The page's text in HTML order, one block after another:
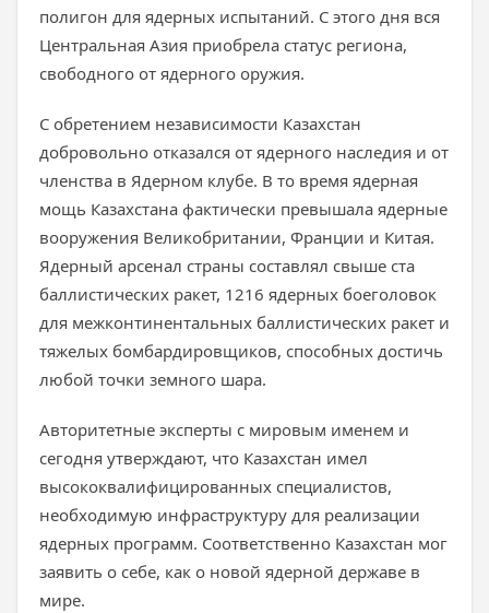
полигон для ядерных испытаний. С этого дня вся
Центральная Азия приобрела статус региона,
свободного от ядерного оружия.
С обретением независимости Казахстан
добровольно отказался от ядерного наследия и от
членства в Ядерном клубе. В то время ядерная
мощь Казахстана фактически превышала ядерные
вооружения Великобритании, Франции и Китая.
Ядерный арсенал страны составлял свыше ста
баллистических ракет, 1216 ядерных боеголовок
для межконтинентальных баллистических ракет и
тяжелых бомбардировщиков, способных достичь
любой точки земного шара.
Авторитетные эксперты с мировым именем и
сегодня утверждают, что Казахстан имел
высококвалифицированных специалистов,
необходимую инфраструктуру для реализации
ядерных программ. Соответственно Казахстан мог
заявить о себе, как о новой ядерной державе в
мире.